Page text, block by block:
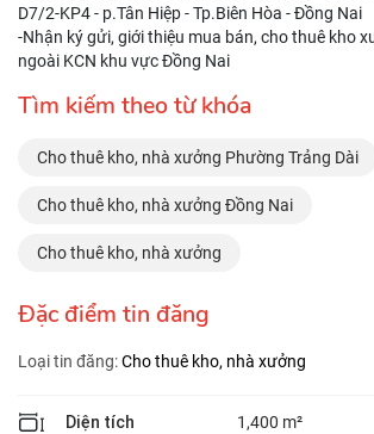
D7/2-KP4 - p.Tân Hiệp - Tp.Biên Hòa - Đồng Nai
-Nhận ký gửi, giới thiệu mua bán, cho thuê kho
ngoài KCN khu vực Đồng Nai
Tìm kiếm theo từ khóa
Cho thuê kho, nhà xưởng Phường Trảng Dài
Cho thuê kho, nhà xưởng Đồng Nai
Cho thuê kho, nhà xưởng
Đặc điểm tin đăng
Loại tin đăng:Cho thuê kho, nhà xưởng
Diện tích 1,400 m²